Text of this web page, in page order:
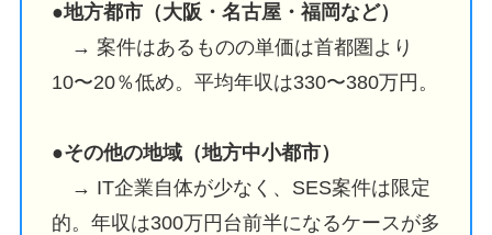
●地方都市（大阪・名古屋・福岡など）
→ 案件はあるものの単価は首都圏より
10〜20％低め。平均年収は330〜380万円。
●その他の地域（地方中小都市）
→ IT企業自体が少なく、SES案件は限定
的。年収は300万円台前半になるケースが多